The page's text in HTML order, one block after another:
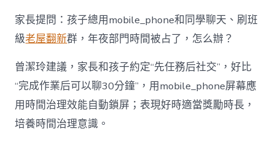
家長提問：孩子總用mobile_phone和同學聊天、刷班
級老屋翻新群，年夜部門時間被占了，怎么辦？
曾潔玲建議，家長和孩子約定“先任務后社交”，好比
“完成作業后可以聊30分鐘”，用mobile_phone屏幕應
用時間治理效能自動鎖屏；表現好時適當獎勵時長，
培養時間治理意識。